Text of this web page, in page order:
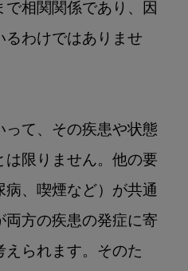
で相関関係であり、因
るわけではありませ
って、その疾患や状態
は限りません。他の要
病、喫煙など）が共通
両方の疾患の発症に寄
られます。そのた